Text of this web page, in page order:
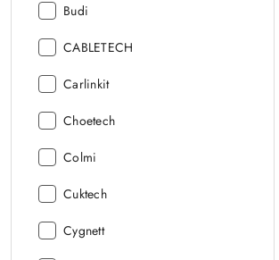
Producent:
Budi
Producent:
CABLETECH
Producent:
Carlinkit
Producent:
Choetech
Producent:
Colmi
Producent:
Cuktech
Producent:
Cygnett